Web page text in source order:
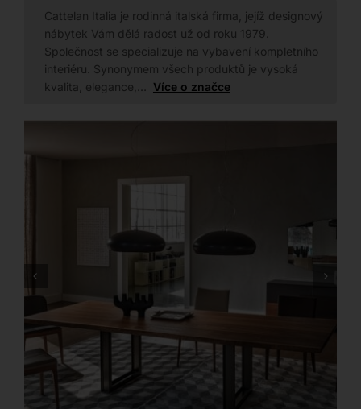
Cattelan Italia je rodinná italská firma, jejíž designový
nábytek Vám dělá radost už od roku 1979.
Společnost se specializuje na vybavení kompletního
interiéru. Synonymem všech produktů je vysoká
kvalita, elegance,… Více o značce